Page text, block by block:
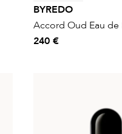
BYREDO
Accord Oud Eau de
240 €